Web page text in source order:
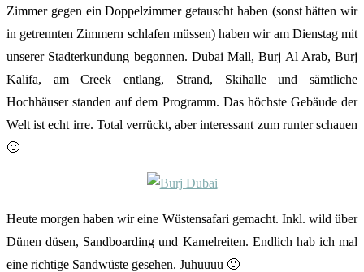
Zimmer gegen ein Doppelzimmer getauscht haben (sonst hätten wir
in getrennten Zimmern schlafen müssen) haben wir am Dienstag mit
unserer Stadterkundung begonnen. Dubai Mall, Burj Al Arab, Burj
Kalifa, am Creek entlang, Strand, Skihalle und sämtliche
Hochhäuser standen auf dem Programm. Das höchste Gebäude der
Welt ist echt irre. Total verrückt, aber interessant zum runter schauen
🙂
Heute morgen haben wir eine Wüstensafari gemacht. Inkl. wild über
Dünen düsen, Sandboarding und Kamelreiten. Endlich hab ich mal
eine richtige Sandwüste gesehen. Juhuuuu 🙂